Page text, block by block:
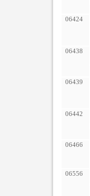
06424
06438
06439
06442
06466
06556